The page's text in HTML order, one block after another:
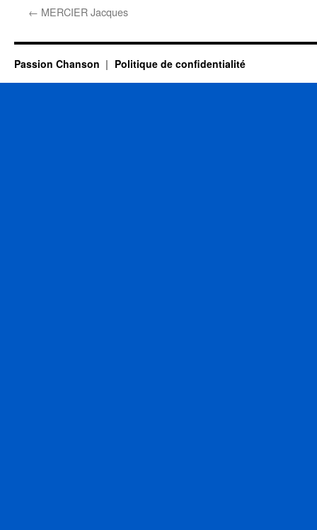
← MERCIER Jacques
Passion Chanson Politique de confidentialité